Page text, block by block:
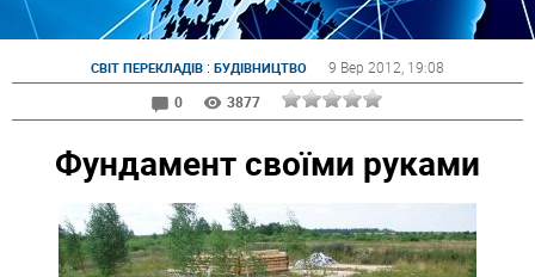
СВІТ ПЕРЕКЛАДІВ : БУДІВНИЦТВО 9 Вер 2012 , 19:08
0
3877
Фундамент своїми руками